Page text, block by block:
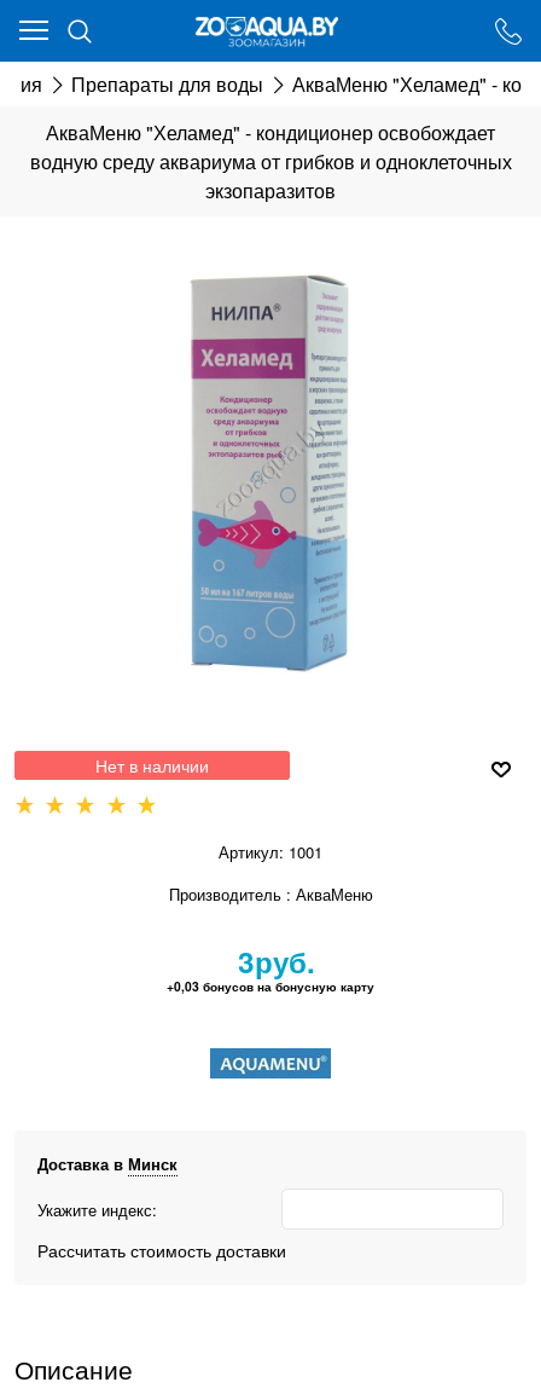
Препараты для воды
АкваМеню "Хеламед" -
АкваМеню "Хеламед" - кондиционер освобождает
водную среду аквариума от грибков и одноклеточных
экзопаразитов
Нет в наличии
Артикул: 1001
Производитель : АкваМеню
3руб.
+0,03 бонусов на бонусную карту
Доставка в Минск
Укажите индекс:
Рассчитать стоимость доставки
Описание
Ваш город - Минск,
ДА НЕТ